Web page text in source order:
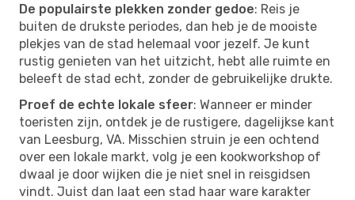
De populairste plekken zonder gedoe: Reis je
buiten de drukste periodes, dan heb je de mooiste
plekjes van de stad helemaal voor jezelf. Je kunt
rustig genieten van het uitzicht, hebt alle ruimte en
beleeft de stad echt, zonder de gebruikelijke drukte.
Proef de echte lokale sfeer: Wanneer er minder
toeristen zijn, ontdek je de rustigere, dagelijkse kant
van Leesburg, VA. Misschien struin je een ochtend
over een lokale markt, volg je een kookworkshop of
dwaal je door wijken die je niet snel in reisgidsen
vindt. Juist dan laat een stad haar ware karakter